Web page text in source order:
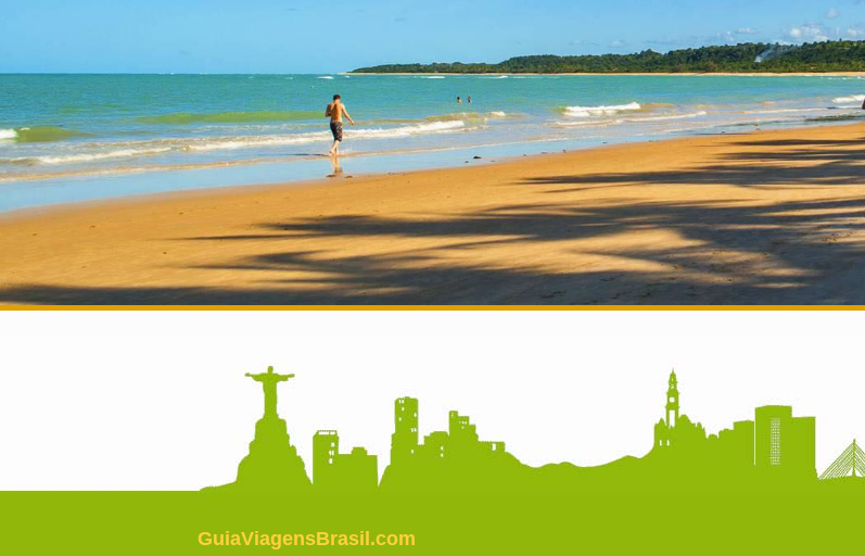
GuiaViagensBrasil.com